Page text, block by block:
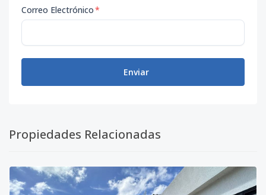
Correo Electrónico*
Enviar
Propiedades Relacionadas